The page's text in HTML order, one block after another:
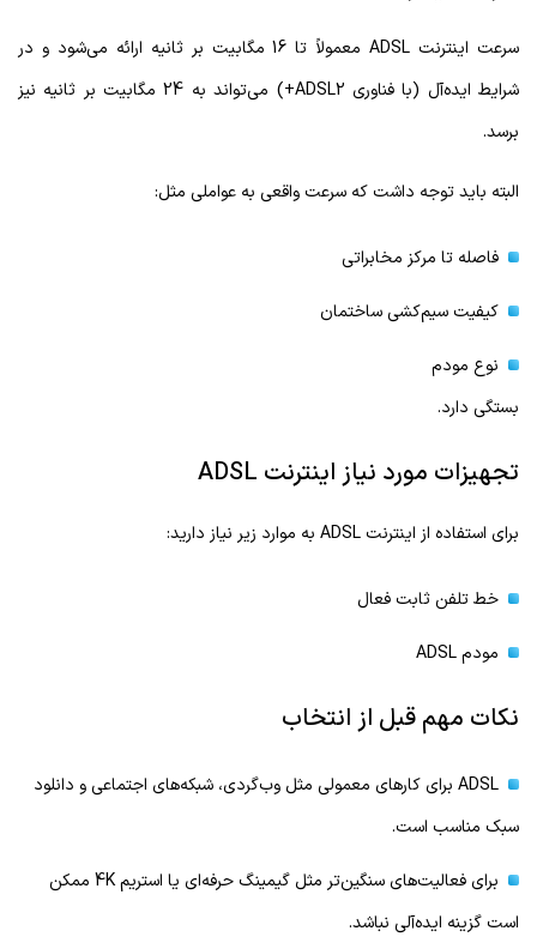
سرعت اینترنت ADSL معمولاً تا 16 مگابیت بر ثانیه ارائه می‌شود و در
شرایط ایده‌آل (با فناوری ADSL2+) می‌تواند به 24 مگابیت بر ثانیه نیز
برسد.
البته باید توجه داشت که سرعت واقعی به عواملی مثل:
فاصله تا مرکز مخابراتی
کیفیت سیم‌کشی ساختمان
نوع مودم
بستگی دارد.
تجهیزات مورد نیاز اینترنت ADSL
برای استفاده از اینترنت ADSL به موارد زیر نیاز دارید:
خط تلفن ثابت فعال
مودم ADSL
نکات مهم قبل از انتخاب
ADSL برای کارهای معمولی مثل وب‌گردی، شبکه‌های اجتماعی و دانلود
سبک مناسب است.
برای فعالیت‌های سنگین‌تر مثل گیمینگ حرفه‌ای یا استریم 4K ممکن
است گزینه ایده‌آلی نباشد.